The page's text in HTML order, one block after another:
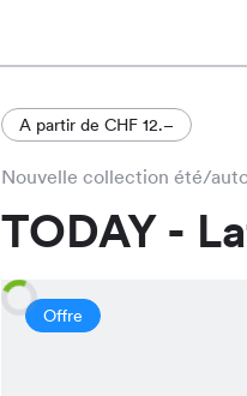
A partir de CHF 12.–
Nouvelle collection été/
TODAY -
Offre